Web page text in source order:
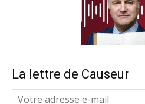
La lettre de Causeur